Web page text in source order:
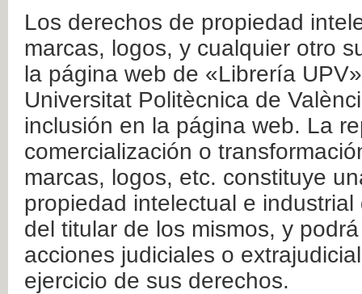
Los derechos de propiedad
marcas, logos, y cualquier otro
la página web de «Librería
Universitat Politècnica de
inclusión en la página web. La
comercialización o
marcas, logos, etc. constituye
propiedad intelectual e
del titular de los mismos, y
acciones judiciales o
ejercicio de sus derechos.